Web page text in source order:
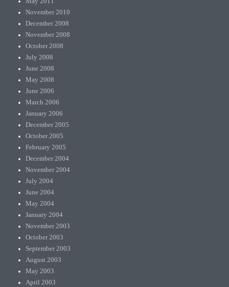
November 2010
December 2008
November 2008
October 2008
July 2008
June 2008
May 2008
June 2006
March 2006
January 2006
December 2005
October 2005
February 2005
December 2004
November 2004
July 2004
June 2004
May 2004
January 2004
November 2003
October 2003
September 2003
August 2003
May 2003
April 2003